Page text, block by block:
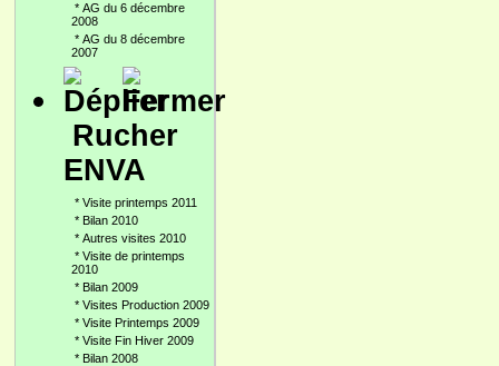
* AG du 6 décembre
2008
* AG du 8 décembre
2007
Rucher
ENVA
* Visite printemps 2011
* Bilan 2010
* Autres visites 2010
* Visite de printemps
2010
* Bilan 2009
* Visites Production 2009
* Visite Printemps 2009
* Visite Fin Hiver 2009
* Bilan 2008